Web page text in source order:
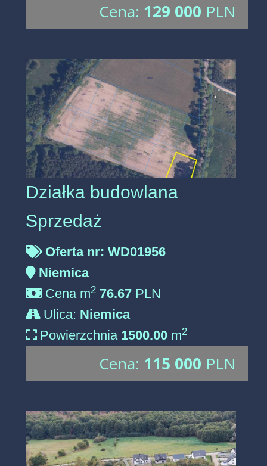
Cena: 129 000 PLN
Działka budowlana
Sprzedaż
Oferta nr: WD01956
Niemica
Cena m2 76.67 PLN
Ulica: Niemica
Powierzchnia 1500.00 m2
Cena: 115 000 PLN